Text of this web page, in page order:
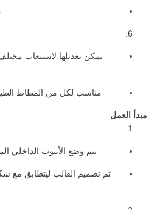
يمكن تعديلها لاستيعاب
مناسب لكل من المطاط
مبدأ العمل
يتم وضع الأنبوب الداخلي
تم تصميم القالب ليتطابق مع